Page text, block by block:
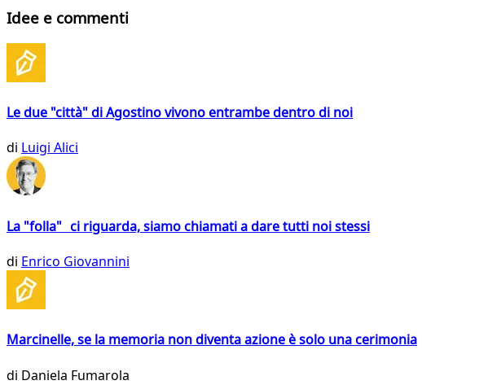
Idee e commenti
Le due "città" di Agostino vivono entrambe dentro di noi
di Luigi Alici
La "folla" ci riguarda, siamo chiamati a dare tutti noi stessi
di Enrico Giovannini
Marcinelle, se la memoria non diventa azione è solo una cerimonia
di Daniela Fumarola